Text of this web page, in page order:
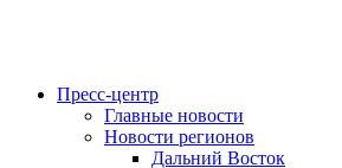
Пресс-центр
Главные новости
Новости регионов
Дальний Восток